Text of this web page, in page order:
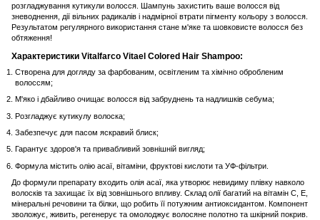
розгладжування кутикули волосся. Шампунь захистить ваше волосся від
зневоднення, дії вільних радикалів і надмірної втрати пігменту кольору з волосся.
Результатом регулярного використання стане м'яке та шовковисте волосся без
обтяження!
Характеристики Vitalfarco Vitael Colored Hair Shampoo:
Створена для догляду за фарбованим, освітленим та хімічно обробленим
волоссям;
М'яко і дбайливо очищає волосся від забруднень та надлишків себума;
Розгладжує кутикулу волоска;
Забезпечує для пасом яскравий блиск;
Гарантує здоров'я та привабливий зовнішній вигляд;
Формула містить олію асаї, вітаміни, фруктові кислоти та УФ-фільтри.
До формули препарату входить олія асаї, яка утворює невидиму плівку навколо
волосків та захищає їх від зовнішнього впливу. Склад олії багатий на вітамін С, Е,
мінеральні речовини та білки, що робить її потужним антиоксидантом. Компонент
зволожує, живить, регенерує та омолоджує волосяне полотно та шкірний покрив.